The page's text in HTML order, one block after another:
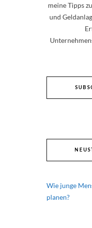
meine Tipps
und
Wie junge
planen?